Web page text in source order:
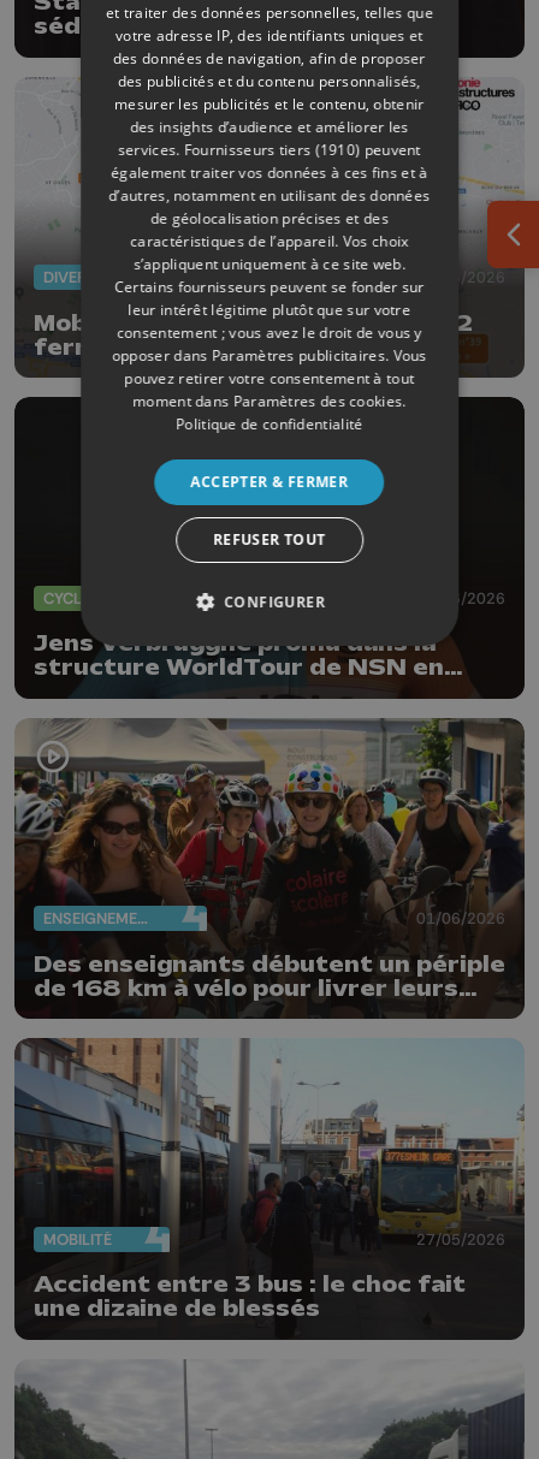
séduction à Paris
DIVERS 05/06/2026
Mobilité : la liaison E25-E40/A602
fermée 5 nuits pour l’entretien
trimestriel
CYCLISME 01/06/2026
Jens Verbrugghe promu dans la
structure WorldTour de NSN en
2027
ENSEIGNEMENT 01/06/2026
Des enseignants débutent un périple
de 168 km à vélo pour livrer leurs
revendications
MOBILITÉ 27/05/2026
Accident entre 3 bus : le choc fait
une dizaine de blessés
et traiter des données personnelles, telles que
votre adresse IP, des identifiants uniques et
des données de navigation, afin de proposer
des publicités et du contenu personnalisés,
mesurer les publicités et le contenu, obtenir
des insights d’audience et améliorer les
services. Fournisseurs tiers (1910) peuvent
également traiter vos données à ces fins et à
d’autres, notamment en utilisant des données
de géolocalisation précises et des
caractéristiques de l’appareil. Vos choix
s’appliquent uniquement à ce site web.
Certains fournisseurs peuvent se fonder sur
leur intérêt légitime plutôt que sur votre
consentement ; vous avez le droit de vous y
opposer dans Paramètres publicitaires. Vous
pouvez retirer votre consentement à tout
moment dans Paramètres des cookies.
Politique de confidentialité
ACCEPTER & FERMER
REFUSER TOUT
CONFIGURER